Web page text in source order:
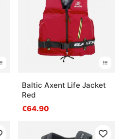
Baltic Axent Life Jacket
Red
€64.90